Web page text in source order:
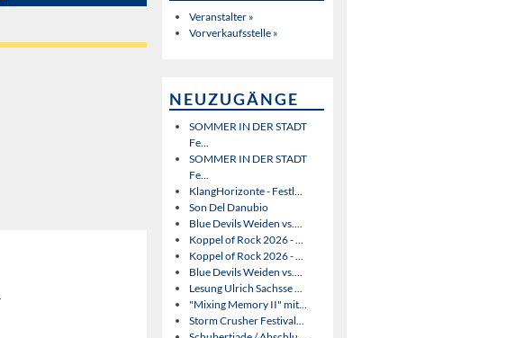
Veranstalter »
Vorverkaufsstelle »
NEUZUGÄNGE
SOMMER IN DER STADT
Fe...
SOMMER IN DER STADT
Fe...
KlangHorizonte - Festl...
Son Del Danubio
Blue Devils Weiden vs....
Koppel of Rock 2026 - ...
Koppel of Rock 2026 - ...
Blue Devils Weiden vs....
Lesung Ulrich Sachsse ...
"Mixing Memory II" mit...
Storm Crusher Festival...